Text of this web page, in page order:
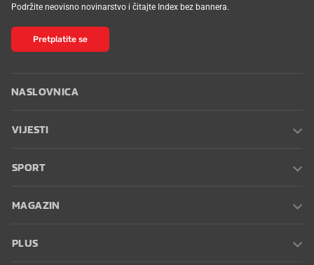
Podržite neovisno novinarstvo i čitajte Index bez bannera.
Pretplatite se
NASLOVNICA
VIJESTI
SPORT
MAGAZIN
PLUS